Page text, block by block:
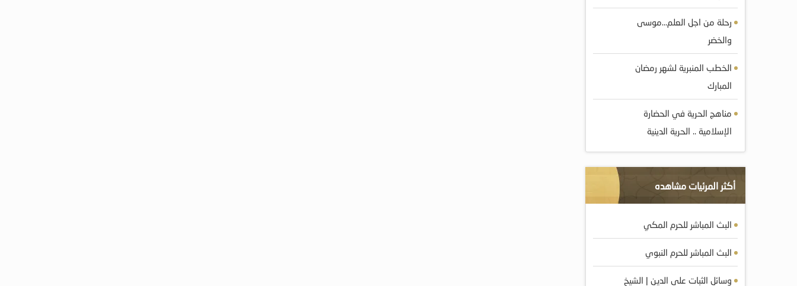
رحلة من اجل العلم…موسى
والخضر
الخطب المنبرية لشهر رمضان
المبارك
مناهج الحرية في الحضارة
الإسلامية .. الحرية الدينية
أكثر المرئيات مشاهده
البث المباشر للحرم المكي
البث المباشر للحرم النبوي
وسائل الثبات على الدين | الشيخ